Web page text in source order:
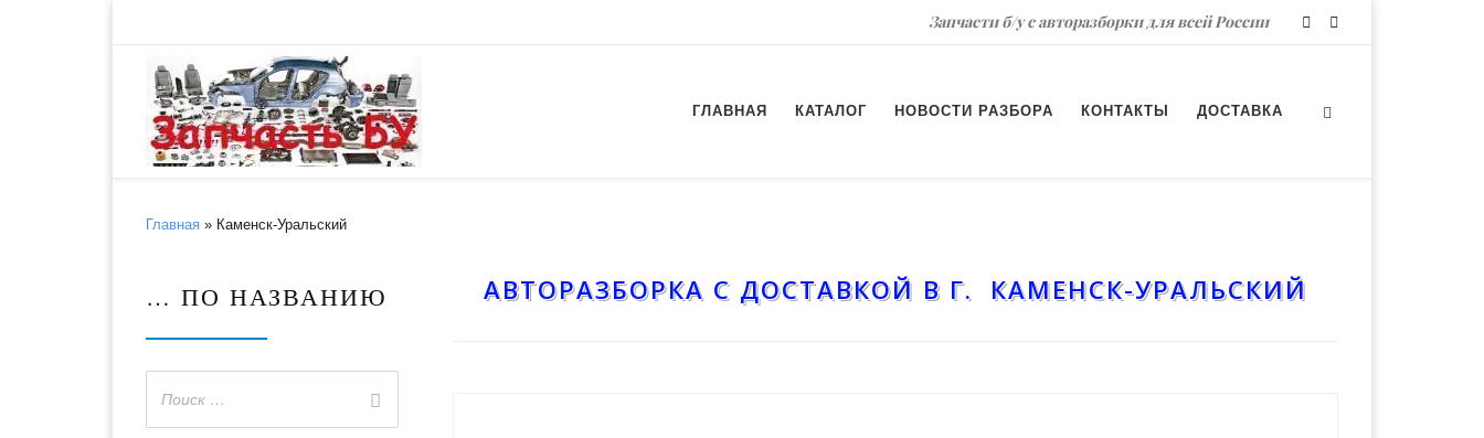
Запчасти б/у с авторазборки для всей России
ГЛАВНАЯ КАТАЛОГ НОВОСТИ РАЗБОРА КОНТАКТЫ ДОСТАВКА
Главная » Каменск-Уральский
АВТОРАЗБОРКА С ДОСТАВКОЙ В Г. КАМЕНСК-УРАЛЬСКИЙ
… ПО НАЗВАНИЮ